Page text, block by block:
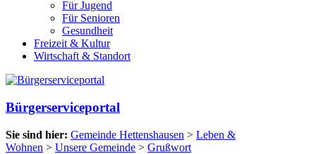
Für Jugend
Für Senioren
Gesundheit
Freizeit & Kultur
Wirtschaft & Standort
Bürgerserviceportal
Sie sind hier: Gemeinde Hettenshausen > Leben &
Wohnen > Unsere Gemeinde > Grußwort